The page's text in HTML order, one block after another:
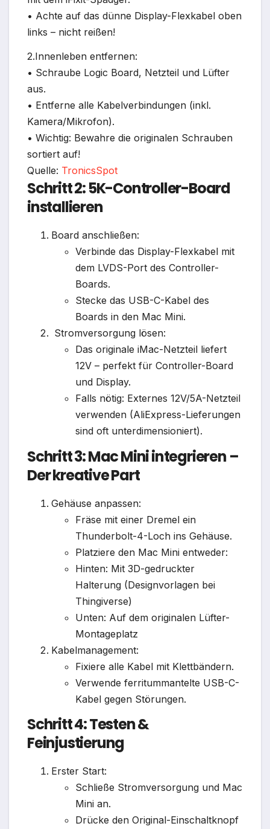
• Achte auf das dünne Display-Flexkabel oben
links – nicht reißen!
2.Innenleben entfernen:
• Schraube Logic Board, Netzteil und Lüfter
aus.
• Entferne alle Kabelverbindungen (inkl.
Kamera/Mikrofon).
• Wichtig: Bewahre die originalen Schrauben
sortiert auf!
Quelle: TronicsSpot
Schritt 2: 5K-Controller-Board
installieren
Board anschließen:
Verbinde das Display-Flexkabel mit
dem LVDS-Port des Controller-
Boards.
Stecke das USB-C-Kabel des
Boards in den Mac Mini.
Stromversorgung lösen:
Das originale iMac-Netzteil liefert
12V – perfekt für Controller-Board
und Display.
Falls nötig: Externes 12V/5A-Netzteil
verwenden (AliExpress-Lieferungen
sind oft unterdimensioniert).
Schritt 3: Mac Mini integrieren –
Der kreative Part
Gehäuse anpassen:
Fräse mit einer Dremel ein
Thunderbolt-4-Loch ins Gehäuse.
Platziere den Mac Mini entweder:
Hinten: Mit 3D-gedruckter
Halterung (Designvorlagen bei
Thingiverse)
Unten: Auf dem originalen Lüfter-
Montageplatz
Kabelmanagement:
Fixiere alle Kabel mit Klettbändern.
Verwende ferritummantelte USB-C-
Kabel gegen Störungen.
Schritt 4: Testen &
Feinjustierung
Erster Start:
Schließe Stromversorgung und Mac
Mini an.
Drücke den Original-Einschaltknopf